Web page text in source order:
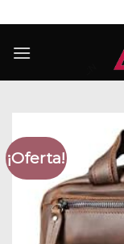
al
contenido
¡Oferta!